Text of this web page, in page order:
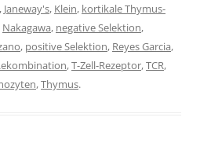
, Janeway's, Klein, kortikale Thymus-
Nakagawa, negative Selektion,
, positive Selektion, Reyes Garcia,
,T-Zell-Rezeptor,TCR,
,Thymus.